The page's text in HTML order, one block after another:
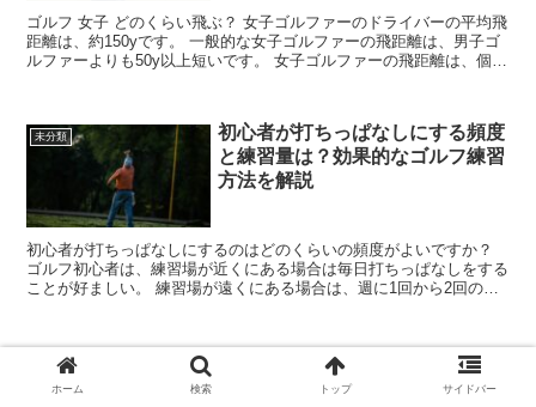
ゴルフ 女子 どのくらい飛ぶ？ 女子ゴルファーのドライバーの平均飛
距離は、約150yです。 一般的な女子ゴルファーの飛距離は、男子ゴ
ルファーよりも50y以上短いです。 女子ゴルファーの飛距離は、個人
未分類
初心者が打ちっぱなしにする頻度
と練習量は？効果的なゴルフ練習
方法を解説
初心者が打ちっぱなしにするのはどのくらいの頻度がよいですか？
ゴルフ初心者は、練習場が近くにある場合は毎日打ちっぱなしをする
ことが好ましい。 練習場が遠くにある場合は、週に1回から2回の頻
未分類
7番アイアンの飛距離はどのくら
い？男性も女性も使える中距離ク
ホーム 検索 トップ サイドバー